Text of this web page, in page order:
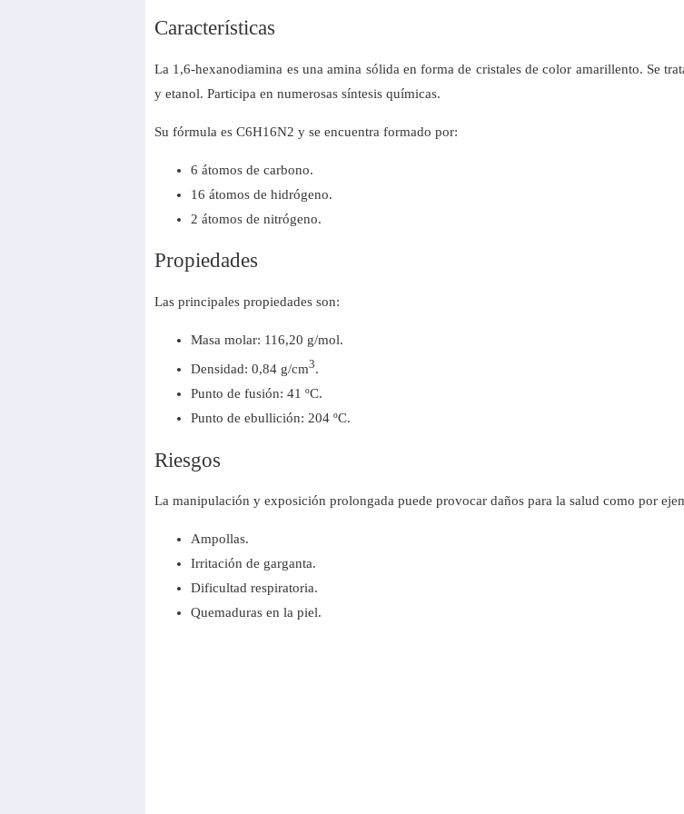
Características
La 1,6-hexanodiamina es una amina sólida en forma de cristales de color amarillento. Se
y etanol. Participa en numerosas síntesis químicas.
Su fórmula es C6H16N2 y se encuentra formado por:
6 átomos de carbono.
16 átomos de hidrógeno.
2 átomos de nitrógeno.
Propiedades
Las principales propiedades son:
Masa molar: 116,20 g/mol.
Densidad: 0,84 g/cm3.
Punto de fusión: 41 ºC.
Punto de ebullición: 204 ºC.
Riesgos
La manipulación y exposición prolongada puede provocar daños para la salud como por
Ampollas.
Irritación de garganta.
Dificultad respiratoria.
Quemaduras en la piel.